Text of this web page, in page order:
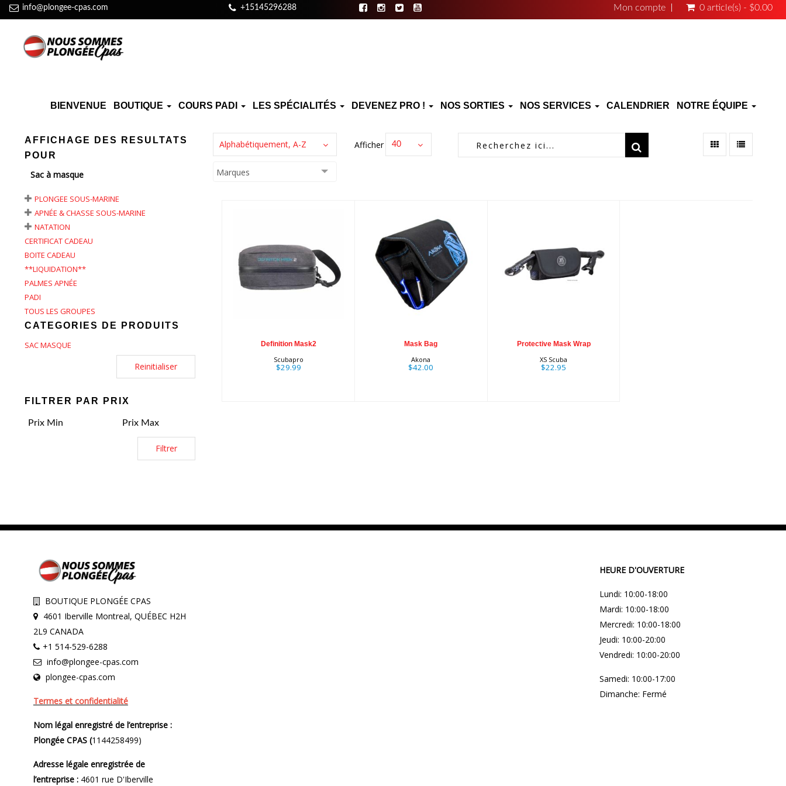
info@plongee-cpas.com +15145296288 Mon compte 0 article(s) - $0.00
BIENVENUE BOUTIQUE COURS PADI LES SPÉCIALITÉS DEVENEZ PRO ! NOS SORTIES NOS SERVICES CALENDRIER NOTRE ÉQUIPE
AFFICHAGE DES RESULTATS
POUR
Sac à masque
PLONGEE SOUS-MARINE
APNÉE & CHASSE SOUS-MARINE
NATATION
CERTIFICAT CADEAU
BOITE CADEAU
**LIQUIDATION**
PALMES APNÉE
PADI
TOUS LES GROUPES
CATEGORIES DE PRODUITS
SAC MASQUE
Reinitialiser
FILTRER PAR PRIX
Filtrer
Alphabétiquement, A-Z Afficher : 40
Marques
Definition Mask2
$29.99
Definition Mask2
Scubapro
$29.99
Mask Bag
$42.00
Mask Bag
Akona
$42.00
Protective Mask
Wrap
Protective Mask Wrap
XS Scuba
$22.95
BOUTIQUE PLONGÉE CPAS
4601 Iberville Montreal, QUÉBEC H2H
2L9 CANADA
+1 514-529-6288
info@plongee-cpas.com
plongee-cpas.com
Termes et confidentialité
Nom légal enregistré de l’entreprise :
Plongée CPAS (1144258499)
Adresse légale enregistrée de
l’entreprise :4601 rue D'Iberville
HEURE D'OUVERTURE
Lundi: 10:00-18:00
Mardi: 10:00-18:00
Mercredi: 10:00-18:00
Jeudi: 10:00-20:00
Vendredi: 10:00-20:00
Samedi: 10:00-17:00
Dimanche: Fermé